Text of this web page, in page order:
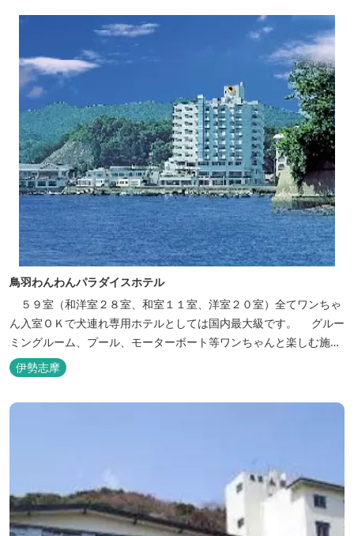
鳥羽わんわんパラダイスホテル
５９室（和洋室２８室、和室１１室、洋室２０室）全てワンちゃ
ん入室ＯＫで犬連れ専用ホテルとしては国内最大級です。 グルー
ミングルーム、プール、モーターボート等ワンちゃんと楽しむ施設
も充実しています。
伊勢志摩